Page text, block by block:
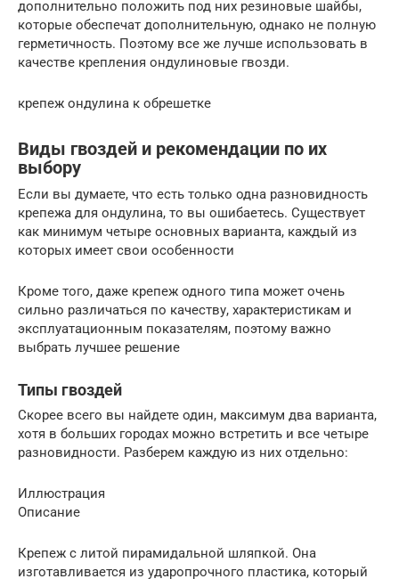
дополнительно положить под них резиновые шайбы,
которые обеспечат дополнительную, однако не полную
герметичность. Поэтому все же лучше использовать в
качестве крепления ондулиновые гвозди.
крепеж ондулина к обрешетке
Виды гвоздей и рекомендации по их
выбору
Если вы думаете, что есть только одна разновидность
крепежа для ондулина, то вы ошибаетесь. Существует
как минимум четыре основных варианта, каждый из
которых имеет свои особенности
Кроме того, даже крепеж одного типа может очень
сильно различаться по качеству, характеристикам и
эксплуатационным показателям, поэтому важно
выбрать лучшее решение
Типы гвоздей
Скорее всего вы найдете один, максимум два варианта,
хотя в больших городах можно встретить и все четыре
разновидности. Разберем каждую из них отдельно:
Иллюстрация
Описание
Крепеж с литой пирамидальной шляпкой. Она
изготавливается из ударопрочного пластика, который